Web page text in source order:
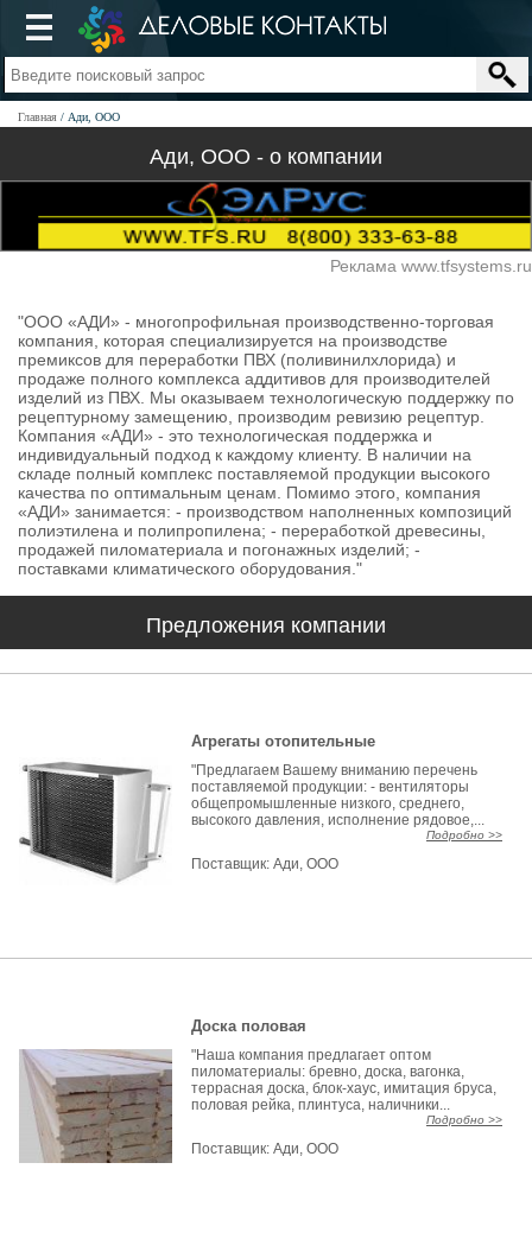
Главная Ади, ООО
Ади, ООО - о компании
Реклама www.tfsystems.ru
"ООО «АДИ» - многопрофильная производственно-торговая
компания, которая специализируется на производстве
премиксов для переработки ПВХ (поливинилхлорида) и
продаже полного комплекса аддитивов для производителей
изделий из ПВХ. Мы оказываем технологическую поддержку по
рецептурному замещению, производим ревизию рецептур.
Компания «АДИ» - это технологическая поддержка и
индивидуальный подход к каждому клиенту. В наличии на
складе полный комплекс поставляемой продукции высокого
качества по оптимальным ценам. Помимо этого, компания
«АДИ» занимается: - производством наполненных композиций
полиэтилена и полипропилена; - переработкой древесины,
продажей пиломатериала и погонажных изделий; -
поставками климатического оборудования."
Предложения компании
Агрегаты отопительные
"Предлагаем Вашему вниманию перечень
поставляемой продукции: - вентиляторы
общепромышленные низкого, среднего,
высокого давления, исполнение рядовое,...
Подробно >>
Поставщик:Ади, ООО
Доска половая
"Наша компания предлагает оптом
пиломатериалы: бревно, доска, вагонка,
террасная доска, блок-хаус, имитация бруса,
половая рейка, плинтуса, наличники...
Подробно >>
Поставщик:Ади, ООО